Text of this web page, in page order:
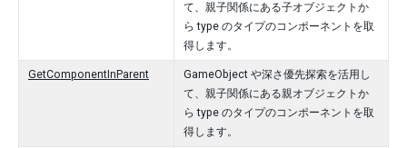
て、親子関係にある子オブジェクトか
ら type のタイプのコンポーネントを取
得します。
GetComponentInParent
GameObject や深さ優先探索を活用し
て、親子関係にある親オブジェクトか
ら type のタイプのコンポーネントを取
得します。